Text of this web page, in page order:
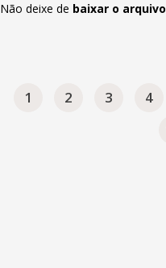
Não deixe de baixar o arquivo
1 2 3 4